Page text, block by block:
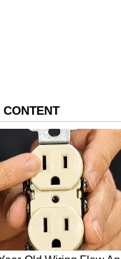
'అలైగళ్ ఓయవదిల్లై',
ఈనాటికీ
ప్రేమ, గ్రామీణ